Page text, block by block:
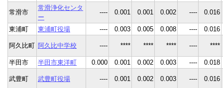
常滑市
常滑浄化センタ
ー
---- 0.001 0.001 0.002 ---- 0.016
東浦町 東浦町役場 ---- 0.003 0.005 0.008 ---- 0.016
阿久比町 阿久比中学校 ---- **** **** **** ---- ****
半田市 半田市東洋町 0.000 0.001 0.002 0.003 ---- 0.018
武豊町 武豊町役場 ---- 0.001 0.002 0.003 ---- 0.016